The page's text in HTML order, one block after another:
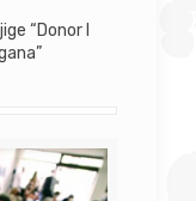
“Donor I